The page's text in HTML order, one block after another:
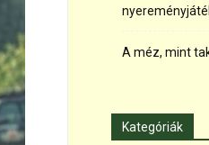
A méz, mint
Kategóriák